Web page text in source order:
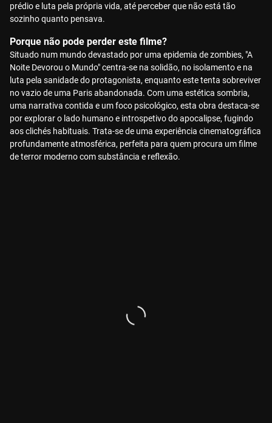
prédio e luta pela própria vida, até perceber que não está tão
sozinho quanto pensava.
Porque não pode perder este filme?
Situado num mundo devastado por uma epidemia de zombies, "A
Noite Devorou o Mundo" centra-se na solidão, no isolamento e na
luta pela sanidade do protagonista, enquanto este tenta sobreviver
no vazio de uma Paris abandonada. Com uma estética sombria,
uma narrativa contida e um foco psicológico, esta obra destaca-se
por explorar o lado humano e introspetivo do apocalipse, fugindo
aos clichés habituais. Trata-se de uma experiência cinematográfica
profundamente atmosférica, perfeita para quem procura um filme
de terror moderno com substância e reflexão.